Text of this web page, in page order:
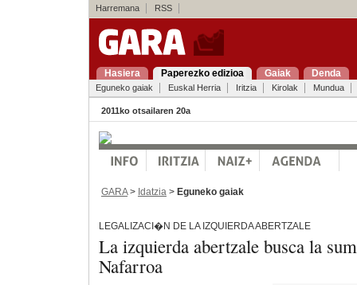
Harremana RSS
Hasiera Paperezko edizioa Gaiak Denda
Eguneko gaiak Euskal Herria Iritzia Kirolak Mundua
2011ko otsailaren 20a
GARA> Idatzia > Eguneko gaiak
LEGALIZACI�N DE LA IZQUIERDA ABERTZALE
La izquierda abertzale busca la
Nafarroa